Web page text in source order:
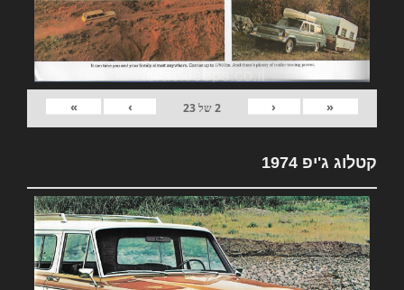
«
‹
2של23
›
»
קטלוג ג'יפ 1974